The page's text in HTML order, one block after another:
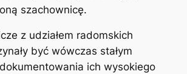
szachownicę.
z udziałem radomskich
być wówczas stałym
ich wysokiego